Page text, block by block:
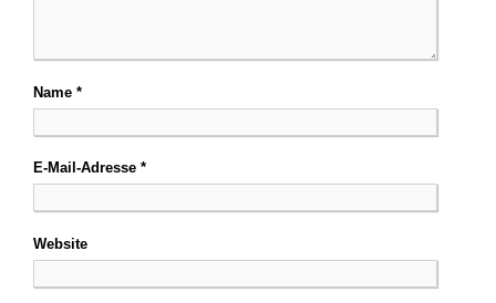
Name *
E-Mail-Adresse *
Website